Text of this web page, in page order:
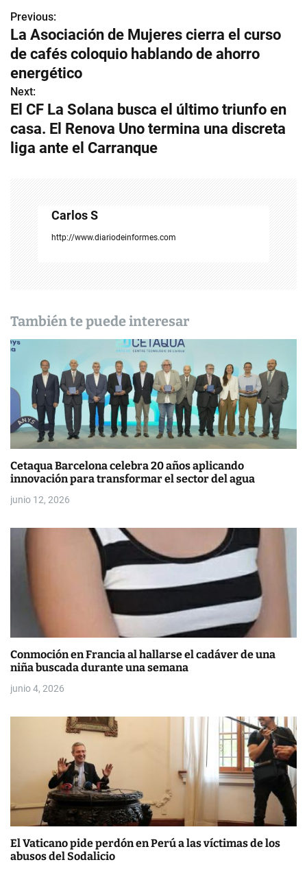
N
a
v
e
g
a
t
a
d
Previous:
La Asociación de Mujeres cierra el curso
de cafés coloquio hablando de ahorro
energético
Next:
El CF La Solana busca el último triunfo en
casa. El Renova Uno termina una discreta
liga ante el Carranque
Carlos S
http://www.diariodeinformes.com
También te puede interesar
Cetaqua Barcelona celebra 20 años aplicando
innovación para transformar el sector del agua
junio 12, 2026
Conmoción en Francia al hallarse el cadáver de una
niña buscada durante una semana
junio 4, 2026
El Vaticano pide perdón en Perú a las víctimas de los
abusos del Sodalicio